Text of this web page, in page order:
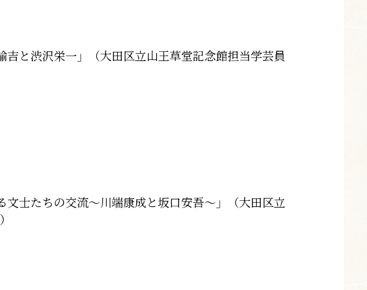
吉と渋沢栄一」（大田区立山王草堂記念館担当学芸員
文士たちの交流～川端康成と坂口安吾～」（大田区立